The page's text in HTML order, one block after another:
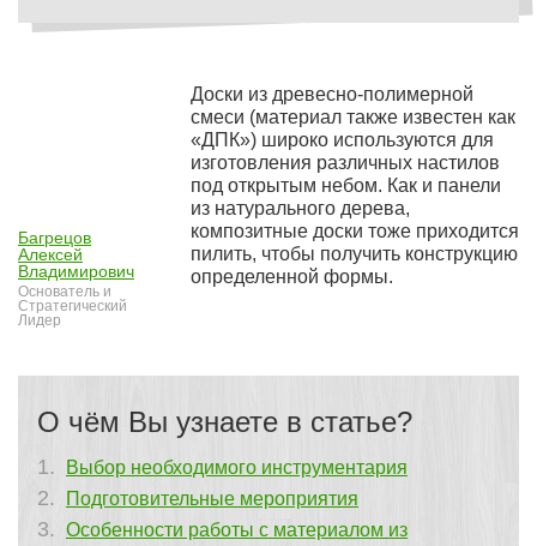
Багрецов
Алексей
Владимирович
Основатель и
Стратегический
Лидер
Доски из древесно-полимерной
смеси (материал также известен как
«ДПК») широко используются для
изготовления различных настилов
под открытым небом. Как и панели
из натурального дерева,
композитные доски тоже приходится
пилить, чтобы получить конструкцию
определенной формы.
О чём Вы узнаете в статье?
Выбор необходимого инструментария
Подготовительные мероприятия
Особенности работы с материалом из